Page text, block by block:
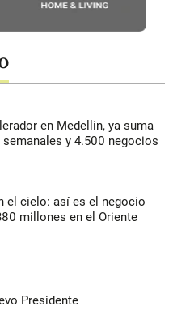
en Medellín, ya suma
y 4.500 negocios
el cielo: así es el negocio
millones en el Oriente
Presidente